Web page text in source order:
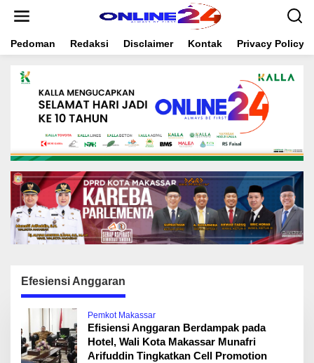
t
Pedoman Redaksi Disclaimer Kontak Privacy Policy
Efesiensi Anggaran
Pemkot Makassar
Efisiensi Anggaran Berdampak pada
Hotel, Wali Kota Makassar Munafri
Arifuddin Tingkatkan Cell Promotion